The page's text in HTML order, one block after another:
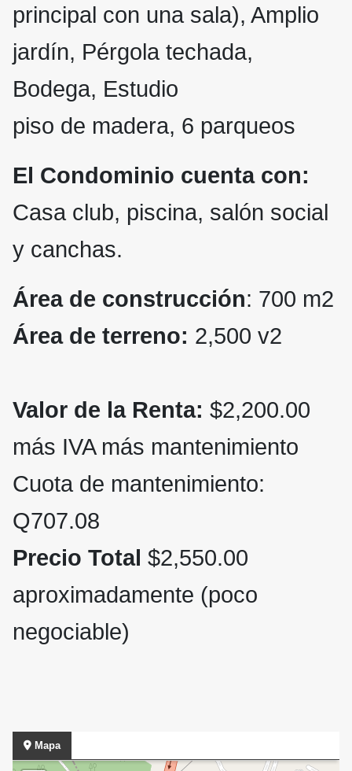
principal con una sala), Amplio
jardín, Pérgola techada,
Bodega, Estudio
piso de madera, 6 parqueos
El Condominio cuenta con:
Casa club, piscina, salón social
y canchas.
Área de construcción: 700 m2
Área de terreno: 2,500 v2
Valor de la Renta: $2,200.00
más IVA más mantenimiento
Cuota de mantenimiento:
Q707.08
Precio Total $2,550.00
aproximadamente (poco
negociable)
Mapa